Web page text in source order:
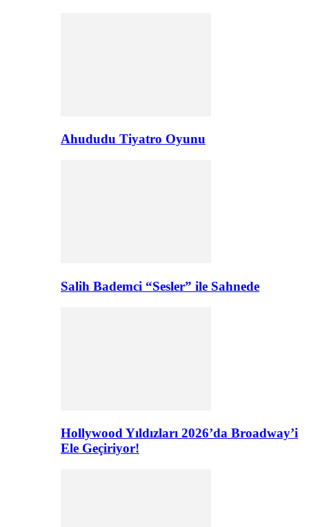
Ahududu Tiyatro Oyunu
Salih Bademci “Sesler” ile Sahnede
Hollywood Yıldızları 2026’da Broadway’i
Ele Geçiriyor!